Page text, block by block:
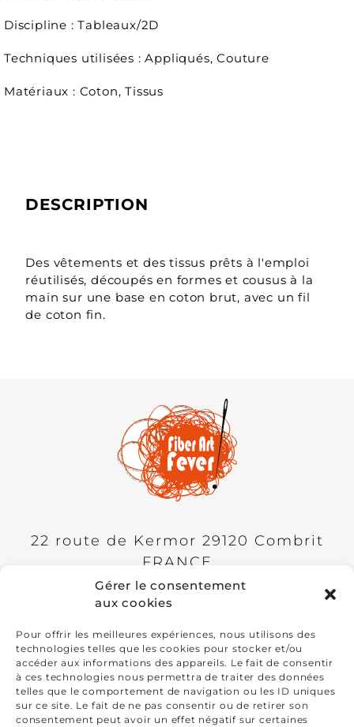
Gérer le consentement
aux cookies
Pour offrir les meilleures expériences, nous utilisons des
technologies telles que les cookies pour stocker et/ou
accéder aux informations des appareils. Le fait de consentir
à ces technologies nous permettra de traiter des données
telles que le comportement de navigation ou les ID uniques
sur ce site. Le fait de ne pas consentir ou de retirer son
consentement peut avoir un effet négatif sur certaines
Discipline : Tableaux/2D
Techniques utilisées : Appliqués, Couture
Matériaux : Coton, Tissus
DESCRIPTION
Des vêtements et des tissus prêts à l'emploi
réutilisés, découpés en formes et cousus à la
main sur une base en coton brut, avec un fil
22 route de Kermor 29120 Combrit
FRANCE
Présidente: Paty Vilo
+33(0)6 98 75 90 95
ADHÉSION
FAQ